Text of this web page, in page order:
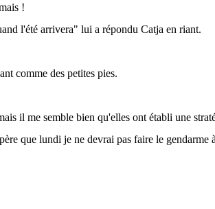
!
l'été arrivera" lui a répondu Catja en riant.
comme des petites pies.
il me semble bien qu'elles ont établi une
que lundi je ne devrai pas faire le gendarme